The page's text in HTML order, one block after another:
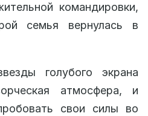
командировки,
семья вернулась в
голубого экрана
атмосфера, и
свои силы во